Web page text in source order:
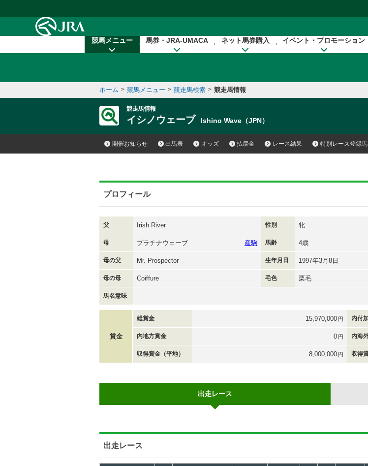
競馬メニュー 馬券・JRA-UMACA ネット馬券購入 イベント・プロモーション
ホーム > 競馬メニュー > 競走馬検索 > 競走馬情報
競走馬情報
イシノウェーブ Ishino Wave（JPN）
開催お知らせ 出馬表 オッズ 払戻金 レース結果 特別レース登録馬
プロフィール
父 Irish River 性別 牝
母 プラチナウェーブ 産駒 馬齢 4歳
母の父 Mr. Prospector 生年月日 1997年3月8日
母の母 Coiffure 毛色 栗毛
馬名意味
賞金
総賞金 15,970,000 円 内付
内地方賞金 0 円 内海
収得賞金（平地） 8,000,000 円 収得
出走レース
出走レース